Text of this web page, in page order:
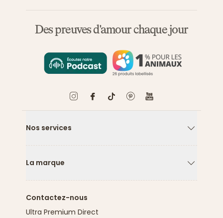
Des preuves d'amour chaque jour
Nos services
La marque
Contactez-nous
Ultra Premium Direct